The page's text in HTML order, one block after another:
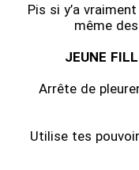
Pis si y’a
même
JEUNE
Arrête de
Utilise tes